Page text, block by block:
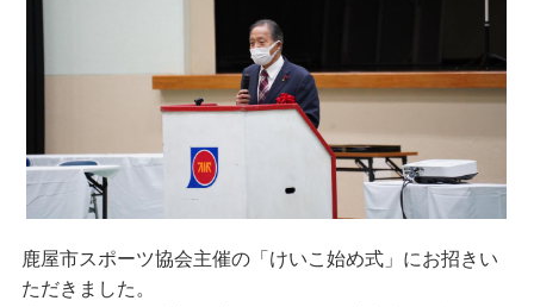
鹿屋市スポーツ協会主催の「けいこ始め式」にお招きい
ただきました。